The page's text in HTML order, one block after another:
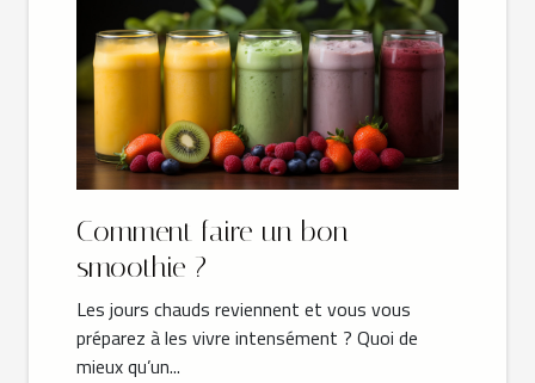
Comment faire un bon
smoothie ?
Les jours chauds reviennent et vous vous
préparez à les vivre intensément ? Quoi de
mieux qu’un...